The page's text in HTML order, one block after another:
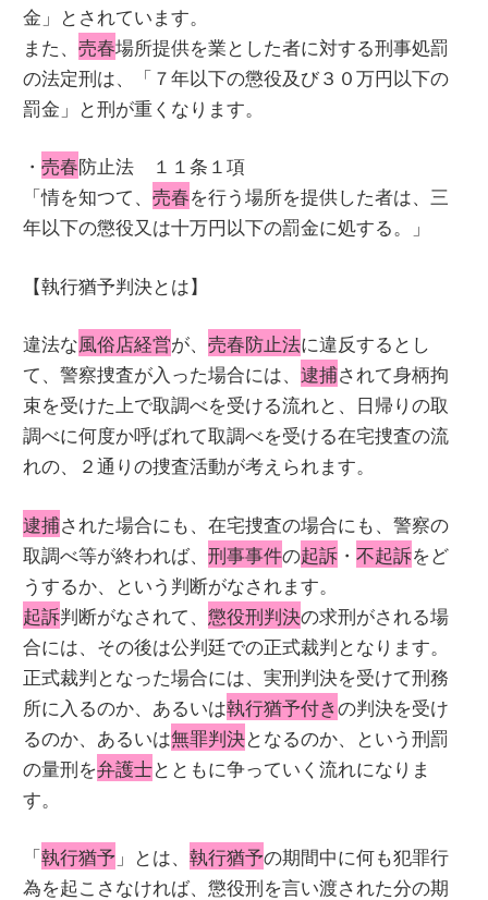
金」とされています。
また、売春場所提供を業とした者に対する刑事処罰
の法定刑は、「７年以下の懲役及び３０万円以下の
罰金」と刑が重くなります。
・売春防止法 １１条１項
「情を知つて、売春を行う場所を提供した者は、三
年以下の懲役又は十万円以下の罰金に処する。」
【執行猶予判決とは】
違法な風俗店経営が、売春防止法に違反するとし
て、警察捜査が入った場合には、逮捕されて身柄拘
束を受けた上で取調べを受ける流れと、日帰りの取
調べに何度か呼ばれて取調べを受ける在宅捜査の流
れの、２通りの捜査活動が考えられます。
逮捕された場合にも、在宅捜査の場合にも、警察の
取調べ等が終われば、刑事事件の起訴 ・不起訴をど
うするか、という判断がなされます。
起訴判断がなされて、懲役刑判決の求刑がされる場
合には、その後は公判廷での正式裁判となります。
正式裁判となった場合には、実刑判決を受けて刑務
所に入るのか、あるいは執行猶予付きの判決を受け
るのか、あるいは無罪判決となるのか、という刑罰
の量刑を弁護士とともに争っていく流れになりま
す。
「執行猶予 」とは、執行猶予の期間中に何も犯罪行
為を起こさなければ、懲役刑を言い渡された分の期